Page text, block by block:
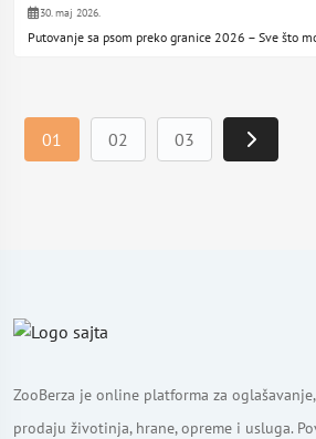
30. maj 2026.
Putovanje sa psom preko granice 2026 – Sve što
01 02 03
ZooBerza je online platforma za
prodaju životinja, hrane, opreme i usluga.